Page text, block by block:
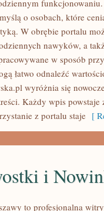
funkcjonowaniu.
o osobach, które
W obrębie portalu
nawyków, a
w sposób
łatwo odnaleźć
wyróżnia się
Każdy wpis powstaje
z portalu staje [
i
to profesjonalna